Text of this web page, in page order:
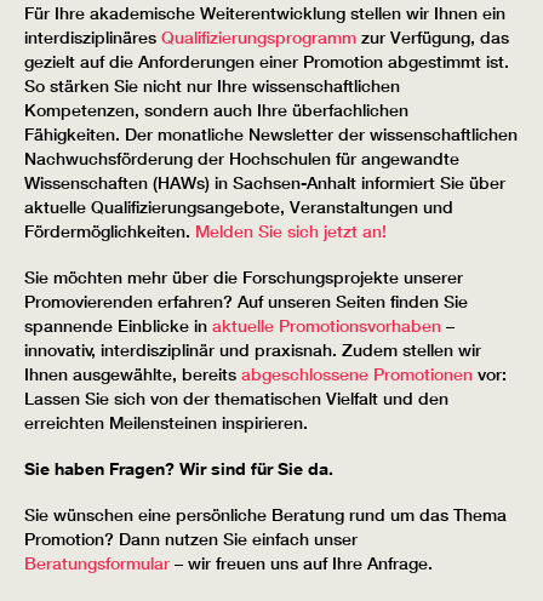
Für Ihre akademische Weiterentwicklung stellen wir Ihnen ein
interdisziplinäres Qualifizierungsprogramm zur Verfügung, das
gezielt auf die Anforderungen einer Promotion abgestimmt ist.
So stärken Sie nicht nur Ihre wissenschaftlichen
Kompetenzen, sondern auch Ihre überfachlichen
Fähigkeiten. Der monatliche Newsletter der wissenschaftlichen
Nachwuchsförderung der Hochschulen für angewandte
Wissenschaften (HAWs) in Sachsen-Anhalt informiert Sie über
aktuelle Qualifizierungsangebote, Veranstaltungen und
Fördermöglichkeiten. Melden Sie sich jetzt an!
Sie möchten mehr über die Forschungsprojekte unserer
Promovierenden erfahren? Auf unseren Seiten finden Sie
spannende Einblicke in aktuelle Promotionsvorhaben –
innovativ, interdisziplinär und praxisnah. Zudem stellen wir
Ihnen ausgewählte, bereits abgeschlossene Promotionen vor:
Lassen Sie sich von der thematischen Vielfalt und den
erreichten Meilensteinen inspirieren.
Sie haben Fragen? Wir sind für Sie da.
Sie wünschen eine persönliche Beratung rund um das Thema
Promotion? Dann nutzen Sie einfach unser
Beratungsformular – wir freuen uns auf Ihre Anfrage.